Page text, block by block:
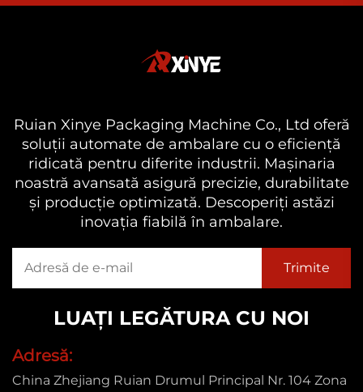
Ruian Xinye Packaging Machine Co., Ltd oferă
soluții automate de ambalare cu o eficiență
ridicată pentru diferite industrii. Mașinaria
noastră avansată asigură precizie, durabilitate
și producție optimizată. Descoperiți astăzi
inovația fiabilă în ambalare.
LUAȚI LEGĂTURA CU NOI
Adresă:
China Zhejiang Ruian Drumul Principal Nr. 104 Zona